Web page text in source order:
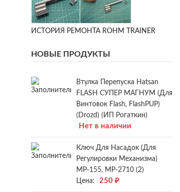
ИСТОРИЯ РЕМОНТА ROHM TRAINER
НОВЫЕ ПРОДУКТЫ
Втулка Перепуска Hatsan
FLASH СУПЕР МАГНУМ (для
Винтовок Flash, FlashPUP)
(Drozd) (ИП Рогаткин)
Нет в наличии
Ключ Для Насадок (для
Регулировки Механизма)
МР-155, МР-2710 (2)
Цена:
250 ₽